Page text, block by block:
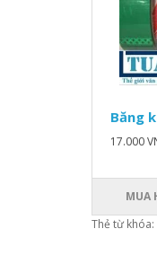
Băng
17.000
MUA
Thẻ từ khóa: